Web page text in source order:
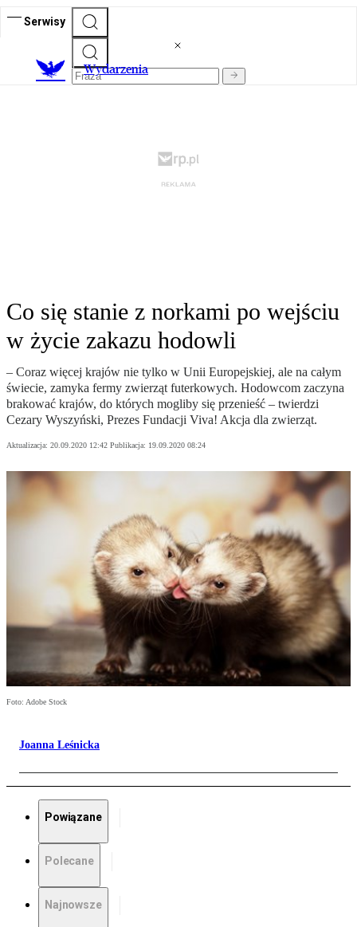
Serwisy
Wydarzenia
Co się stanie z norkami po wejściu
w życie zakazu hodowli
– Coraz więcej krajów nie tylko w Unii Europejskiej, ale na całym
świecie, zamyka fermy zwierząt futerkowych. Hodowcom zaczyna
brakować krajów, do których mogliby się przenieść – twierdzi
Cezary Wyszyński, Prezes Fundacji Viva! Akcja dla zwierząt.
Aktualizacja: 20.09.2020 12:42 Publikacja: 19.09.2020 08:24
Foto: Adobe Stock
Joanna Leśnicka
Powiązane
Polecane
Najnowsze